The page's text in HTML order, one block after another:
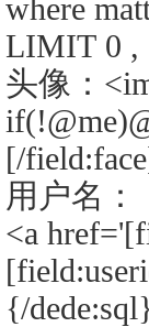
where
LIMIT 0 ,
头像：
[/
用户名：
<a
{/